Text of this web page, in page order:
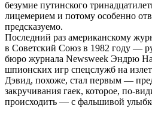
безумие путинского
лицемерием и потому особенно
предсказуемо.
Последний раз американскому
в Советский Союз в 1982 году —
бюро журнала Newsweek Эндрю
шпионских игр спецслужб на
Дэвид, похоже, стал первым —
закручивания гаек, которое, по-
происходить — с фальшивой